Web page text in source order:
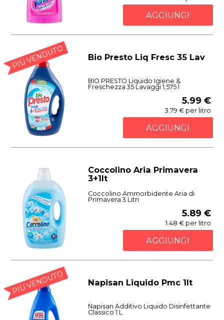
AGGIUNGI
PIÙ VENDUTO Bio Presto Liq Fresc 35 Lav
BIO PRESTO Liquido Igiene &
Freschezza 35 Lavaggi 1,575 l
5.99 €
3.79 € per litro
AGGIUNGI
Coccolino Aria Primavera
3+1lt
Coccolino Ammorbidente Aria di
Primavera 3 Litri
5.89 €
1.48 € per litro
AGGIUNGI
PIÙ VENDUTO Napisan Liquido Pmc 1lt
Napisan Additivo Liquido Disinfettante
Classico 1 L